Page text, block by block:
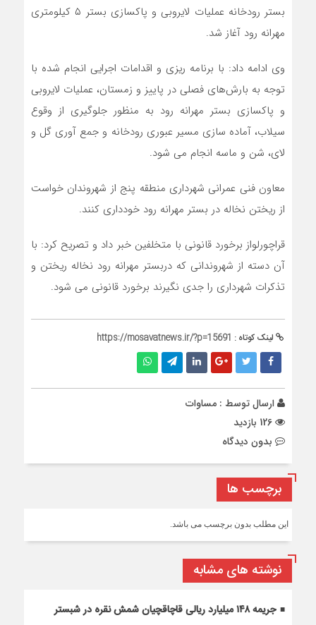
بستر رودخانه عملیات لایروبی و پاکسازی بستر ۵ کیلومتری
مهرانه رود آغاز شد.
وی ادامه داد: با برنامه ریزی و اقدامات اجرایی انجام شده با
توجه به بارش‌های فصلی در پاییز و زمستان، عملیات لایروبی
و پاکسازی بستر مهرانه رود به منظور جلوگیری از وقوع
سیلاب، آماده سازی مسیر عبوری رودخانه و جمع آوری گل و
لای، شن و ماسه انجام می شود.
معاون فنی عمرانی شهرداری منطقه پنج از شهروندان خواست
از ریختن نخاله در بستر مهرانه رود خودداری کنند.
قراچورلواز برخورد قانونی با متخلفین خبر داد و تصریح کرد: با
آن دسته از شهروندانی که دربستر مهرانه رود نخاله ریختن و
تذکرات شهرداری را جدی نگیرند برخورد قانونی می شود.
لینک کوتاه : https://mosavatnews.ir/?p=15691
ارسال توسط : مساوات
بدون دیدگاه
برچسب ها
این مطلب بدون برچسب می باشد.
نوشته های مشابه
جریمه ۱۴۸ میلیارد ریالی قاچاقچیان شمش نقره در شبستر